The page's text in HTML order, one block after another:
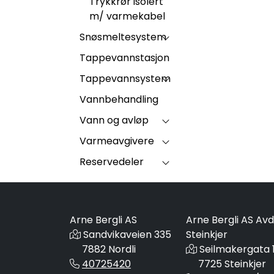
m/ varmekabel
Snøsmeltesystem
Tappevannstasjon
Tappevannsystem
Vannbehandling
Vann og avløp
Varmeavgivere
Reservedeler
Arne Bergli AS
Sandvikaveien 335
7882 Nordli
40725420
Arne Bergli AS Avd
Steinkjer
Seilmakergata
7725 Steinkjer